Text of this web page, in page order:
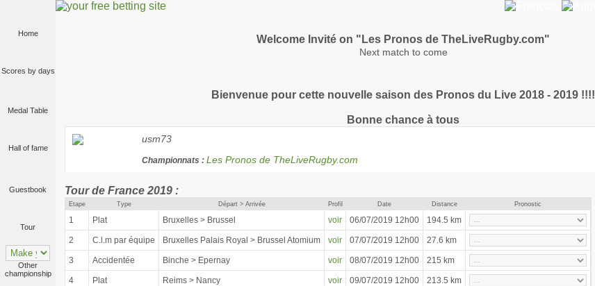
Home
Scores by days
Medal Table
Hall of fame
Guestbook
Tour
Other
championship
Welcome Invité on "Les Pronos de TheLiveRugby.com"
Next match to come
Bienvenue pour cette nouvelle saison des Pronos du Live 2018 - 2019 !!!!
Bonne chance à tous
usm73
Championnats : Les Pronos de TheLiveRugby.com
Tour de France 2019 :
Etape Type Départ > Arrivée Profil Date Distance Pronostic
1 Plat Bruxelles > Brussel voir 06/07/2019 12h00 194.5 km
2 C.l.m par équipe Bruxelles Palais Royal > Brussel Atomium voir 07/07/2019 12h00 27.6 km
3 Accidentée Binche > Epernay voir 08/07/2019 12h00 215 km
4 Plat Reims > Nancy voir 09/07/2019 12h00 213.5 km